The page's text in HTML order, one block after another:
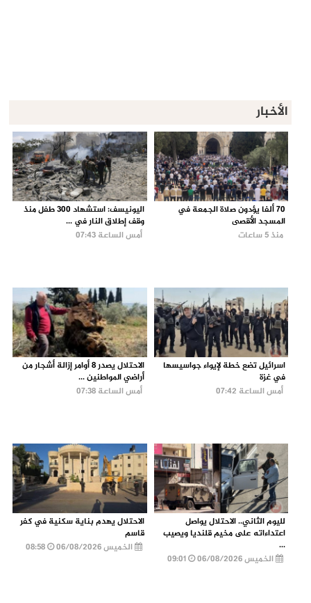
الأخبار
70 ألفا يؤدون صلاة الجمعة في
المسجد الأقصى
منذ 5 ساعات
اليونيسف: استشهاد 300 طفل منذ
وقف إطلاق النار في ...
أمس الساعة 07:43
اسرائيل تضع خطة لإيواء جواسيسها
في غزة
أمس الساعة 07:42
الاحتلال يصدر 8 أوامر إزالة أشجار من
أراضي المواطنين ...
أمس الساعة 07:38
لليوم الثاني.. الاحتلال يواصل
اعتداءاته على مخيم قلنديا ويصيب
...
الخميس 06/08/2026
الاحتلال يهدم بناية سكنية في كفر
قاسم
الخميس 06/08/2026
08:58